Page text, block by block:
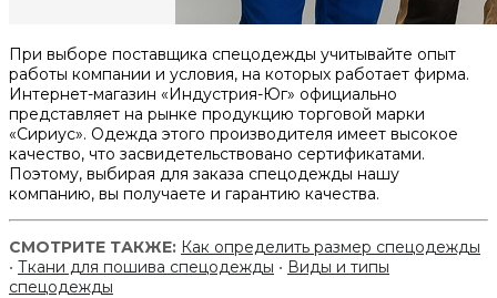
При выборе поставщика спецодежды учитывайте опыт
работы компании и условия, на которых работает фирма.
Интернет-магазин «Индустрия-Юг» официально
представляет на рынке продукцию торговой марки
«Сириус». Одежда этого производителя имеет высокое
качество, что засвидетельствовано сертификатами.
Поэтому, выбирая для заказа спецодежды нашу
компанию, вы получаете и гарантию качества.
СМОТРИТЕ ТАКЖЕ: Как определить размер спецодежды
• Ткани для пошива спецодежды • Виды и типы
спецодежды